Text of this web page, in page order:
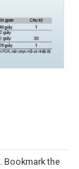
. Bookmark the